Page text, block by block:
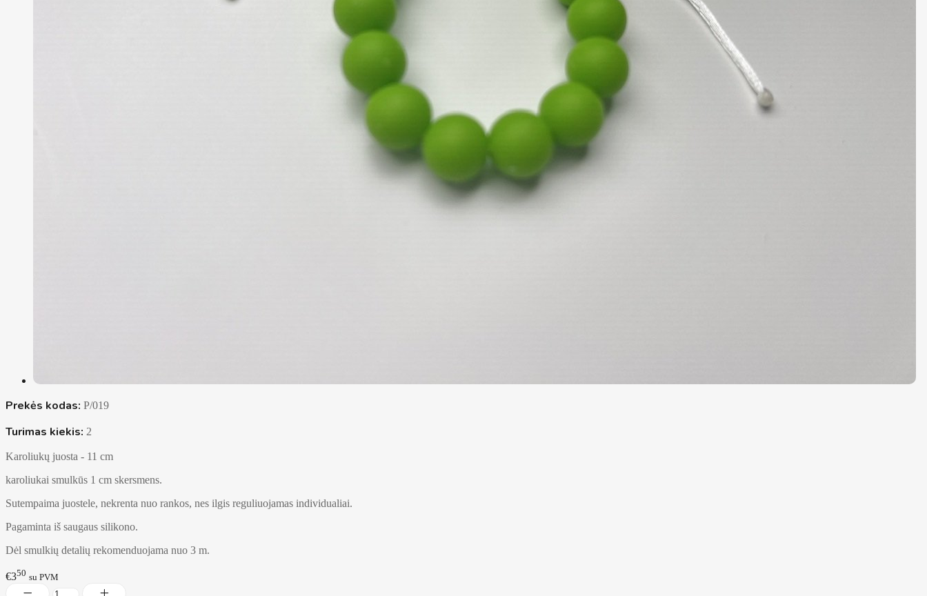
Prekės kodas: P/019
Turimas kiekis: 2
Karoliukų juosta - 11 cm
karoliukai smulkūs 1 cm skersmens.
Sutempaima juostele, nekrenta nuo rankos, nes ilgis reguliuojamas individualiai.
Pagaminta iš saugaus silikono.
Dėl smulkių detalių rekomenduojama nuo 3 m.
€350 su PVM